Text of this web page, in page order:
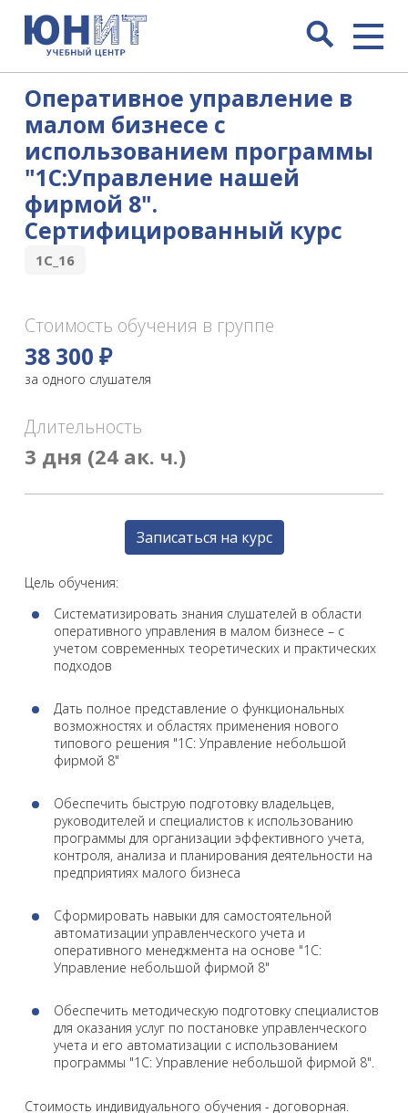
Оперативное управление в
малом бизнесе с
использованием программы
"1С:Управление нашей
фирмой 8".
Сертифицированный курс
1С_16
Цель обучения:
Систематизировать знания слушателей в области
оперативного управления в малом бизнесе – с
учетом современных теоретических и практических
подходов
Дать полное представление о функциональных
возможностях и областях применения нового
типового решения "1С: Управление небольшой
фирмой 8"
Обеспечить быструю подготовку владельцев,
руководителей и специалистов к использованию
программы для организации эффективного учета,
контроля, анализа и планирования деятельности на
предприятиях малого бизнеса
Сформировать навыки для самостоятельной
автоматизации управленческого учета и
оперативного менеджмента на основе "1С:
Управление небольшой фирмой 8"
Обеспечить методическую подготовку специалистов
для оказания услуг по постановке управленческого
учета и его автоматизации с использованием
программы "1С: Управление небольшой фирмой 8".
Стоимость индивидуального обучения - договорная.
Стоимость обучения в группе
38 300 ₽
за одного слушателя
Длительность
3 дня (24 ак. ч.)
Записаться на курс